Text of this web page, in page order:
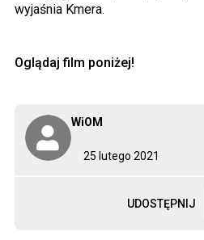
25 lutego 2021
WiOM
UDOSTĘPNIJ
wyjaśnia Kmera.
Oglądaj film poniżej!